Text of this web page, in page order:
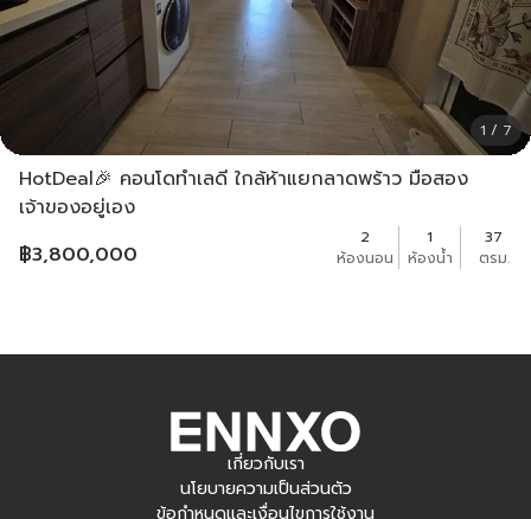
1 / 7
HotDeal🎉 คอนโดทำเลดี ใกล้ห้าแยกลาดพร้าว มือสอง
เจ้าของอยู่เอง
฿3,800,000
2
ห้องนอน
1
ห้องน้ำ
37
ตรม.
เกี่ยวกับเรา
นโยบายความเป็นส่วนตัว